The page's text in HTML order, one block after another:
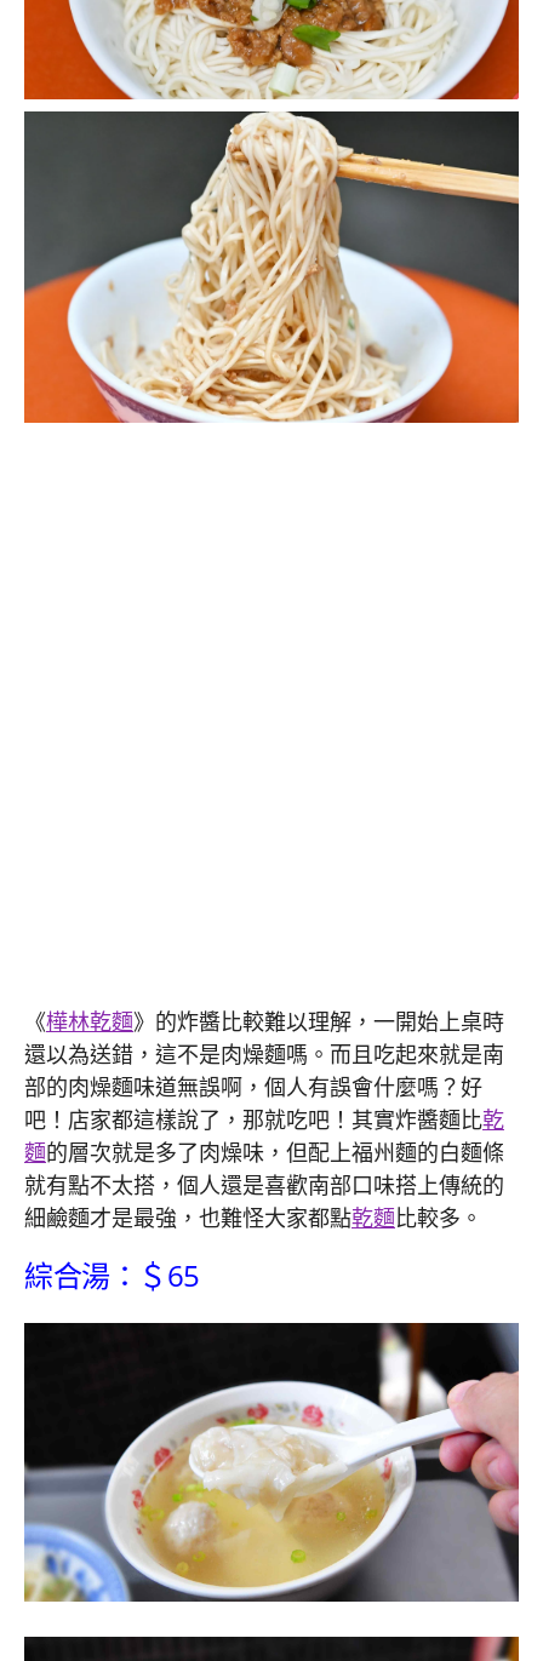
《樺林乾麵》的炸醬比較難以理解，一開始上桌時
還以為送錯，這不是肉燥麵嗎。而且吃起來就是南
部的肉燥麵味道無誤啊，個人有誤會什麼嗎？好
吧！店家都這樣說了，那就吃吧！其實炸醬麵比乾
麵的層次就是多了肉燥味，但配上福州麵的白麵條
就有點不太搭，個人還是喜歡南部口味搭上傳統的
細鹼麵才是最強，也難怪大家都點乾麵 比較多。
綜合湯：＄65